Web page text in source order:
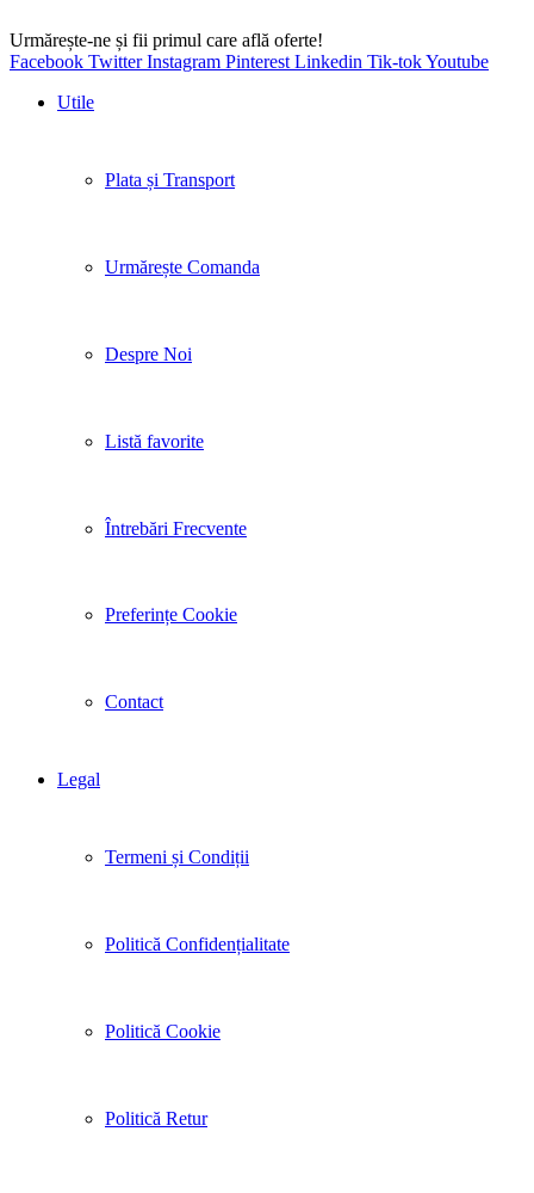
Urmărește-ne și fii primul care află oferte!
Facebook Twitter Instagram Pinterest Linkedin Tik-tokYoutube
Utile
Plata și Transport
Urmărește Comanda
Despre Noi
Listă favorite
Întrebări Frecvente
Preferințe Cookie
Contact
Legal
Termeni și Condiții
Politică Confidențialitate
Politică Cookie
Politică Retur